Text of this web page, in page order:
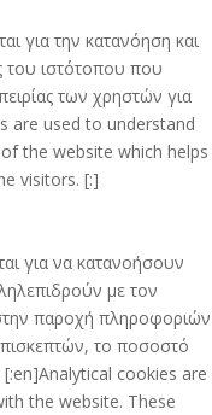
για την κατανόηση και
ιστότοπου που
των χρηστών για
are used to understand
the website which helps
visitors. [:]
για να κατανοήσουν
με τον
παροχή πληροφοριών
το ποσοστό
cookies are
the website. These